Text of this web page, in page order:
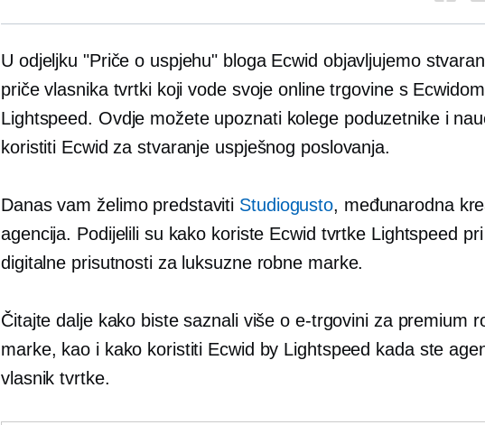
U odjeljku "Priče o uspjehu" bloga Ecwid objavljujemo
priče vlasnika tvrtki koji vode svoje online trgovine s
Lightspeed. Ovdje možete upoznati kolege poduzetnike i
koristiti Ecwid za stvaranje uspješnog poslovanja.
Danas vam želimo predstaviti Studiogusto, međunarodna
agencija. Podijelili su kako koriste Ecwid tvrtke Lightspeed
digitalne prisutnosti za luksuzne robne marke.
Čitajte dalje kako biste saznali više o e-trgovini za premium
marke, kao i kako koristiti Ecwid by Lightspeed kada ste
vlasnik tvrtke.